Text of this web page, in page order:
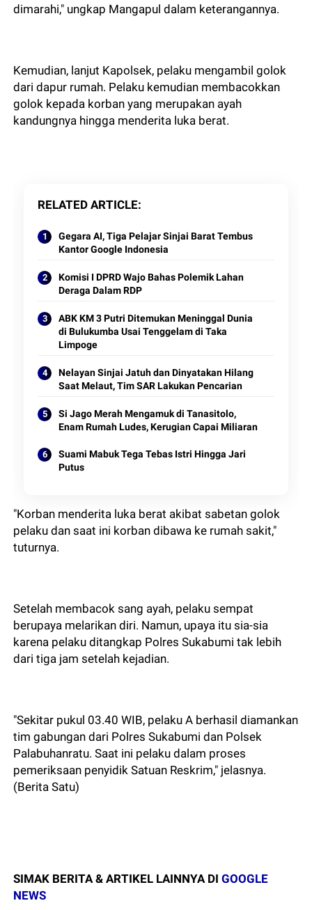
dimarahi," ungkap Mangapul dalam keterangannya.
Kemudian, lanjut Kapolsek, pelaku mengambil golok
dari dapur rumah. Pelaku kemudian membacokkan
golok kepada korban yang merupakan ayah
kandungnya hingga menderita luka berat.
RELATED ARTICLE
Gegara AI, Tiga Pelajar Sinjai Barat Tembus
Kantor Google Indonesia
Komisi I DPRD Wajo Bahas Polemik Lahan
Deraga Dalam RDP
ABK KM 3 Putri Ditemukan Meninggal Dunia
di Bulukumba Usai Tenggelam di Taka
Limpoge
Nelayan Sinjai Jatuh dan Dinyatakan Hilang
Saat Melaut, Tim SAR Lakukan Pencarian
Si Jago Merah Mengamuk di Tanasitolo,
Enam Rumah Ludes, Kerugian Capai Miliaran
Suami Mabuk Tega Tebas Istri Hingga Jari
Putus
"Korban menderita luka berat akibat sabetan golok
pelaku dan saat ini korban dibawa ke rumah sakit,"
tuturnya.
Setelah membacok sang ayah, pelaku sempat
berupaya melarikan diri. Namun, upaya itu sia-sia
karena pelaku ditangkap Polres Sukabumi tak lebih
dari tiga jam setelah kejadian.
"Sekitar pukul 03.40 WIB, pelaku A berhasil diamankan
tim gabungan dari Polres Sukabumi dan Polsek
Palabuhanratu. Saat ini pelaku dalam proses
pemeriksaan penyidik Satuan Reskrim," jelasnya.
(Berita Satu)
SIMAK BERITA & ARTIKEL LAINNYA DIGOOGLE
NEWS